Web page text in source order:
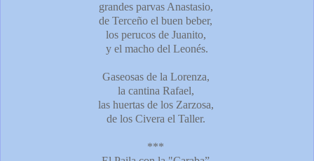
grandes parvas Anastasio,
de Terceño el buen beber,
los perucos de Juanito,
y el macho del Leonés.
Gaseosas de la Lorenza,
la cantina Rafael,
las huertas de los Zarzosa,
de los Civera el Taller.
***